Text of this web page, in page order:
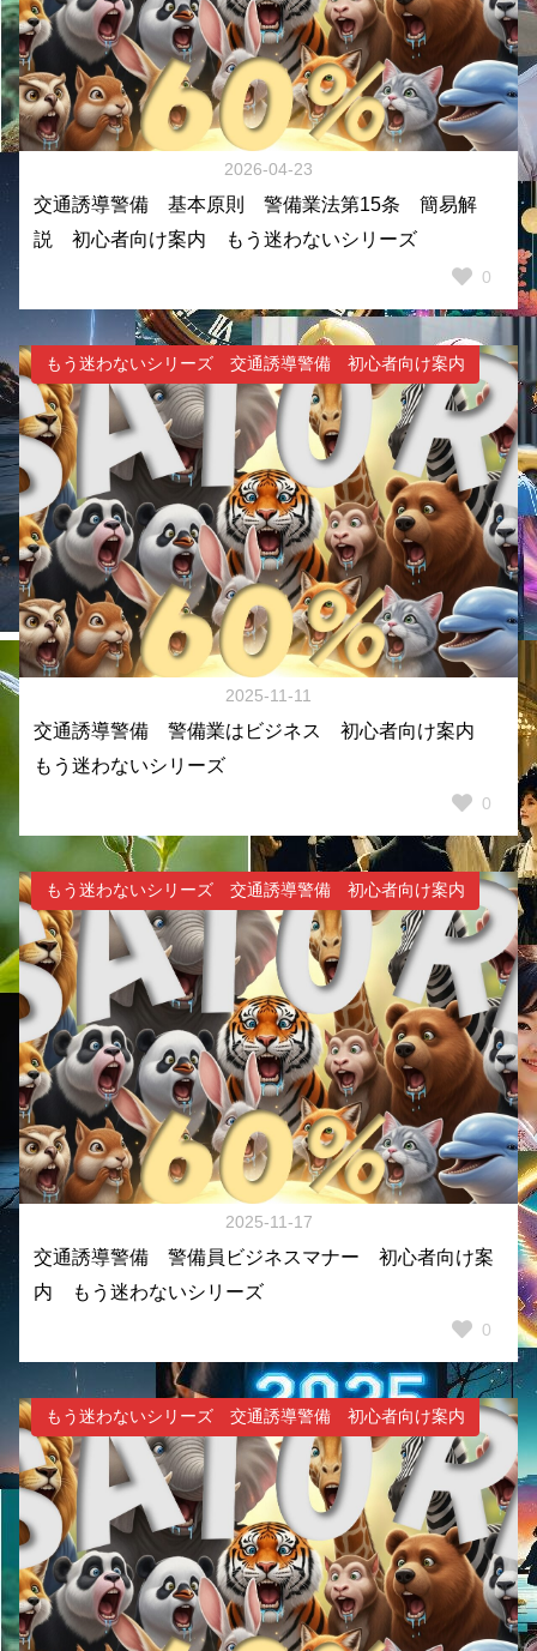
2026-04-23
交通誘導警備 基本原則 警備業法第15条 簡易解
説 初心者向け案内 もう迷わないシリーズ
0
もう迷わないシリーズ 交通誘導警備 初心者向け案内
2025-11-11
交通誘導警備 警備業はビジネス 初心者向け案内
もう迷わないシリーズ
0
もう迷わないシリーズ 交通誘導警備 初心者向け案内
2025-11-17
交通誘導警備 警備員ビジネスマナー 初心者向け案
内 もう迷わないシリーズ
0
もう迷わないシリーズ 交通誘導警備 初心者向け案内